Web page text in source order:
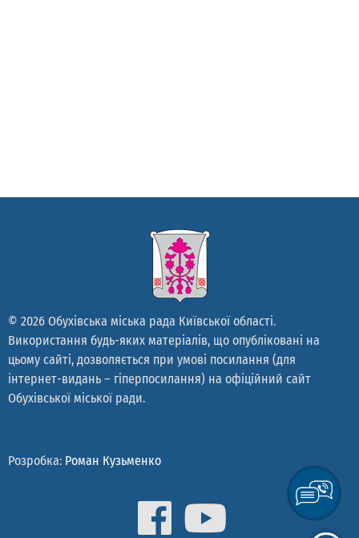
© 2026 Обухівська міська рада Київської області.
Використання будь-яких матеріалів, що опубліковані на
цьому сайті, дозволяється при умові посилання (для
інтернет-видань – гіперпосилання) на офіційний сайт
Обухівської міської ради.
Розробка: Роман Кузьменко